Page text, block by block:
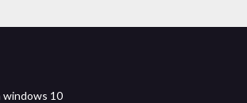
windows 10